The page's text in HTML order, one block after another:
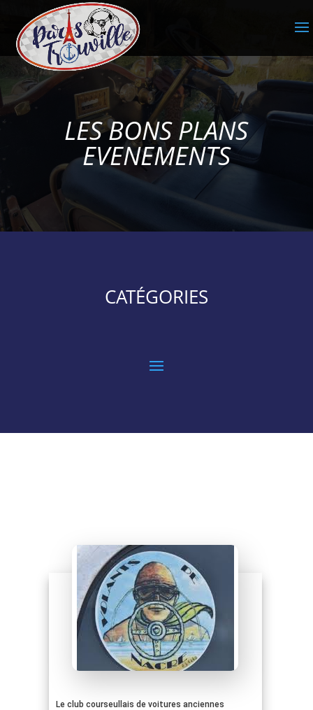
LES BONS PLANS
EVENEMENTS
CATÉGORIES
Le club courseullais de voitures anciennes